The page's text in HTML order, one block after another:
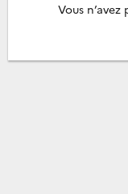
Vous